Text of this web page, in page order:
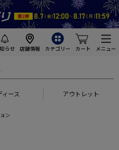
らせ 店舗情報 カテゴリー カート メニュー
ィース アウトレット
スーツ
ン